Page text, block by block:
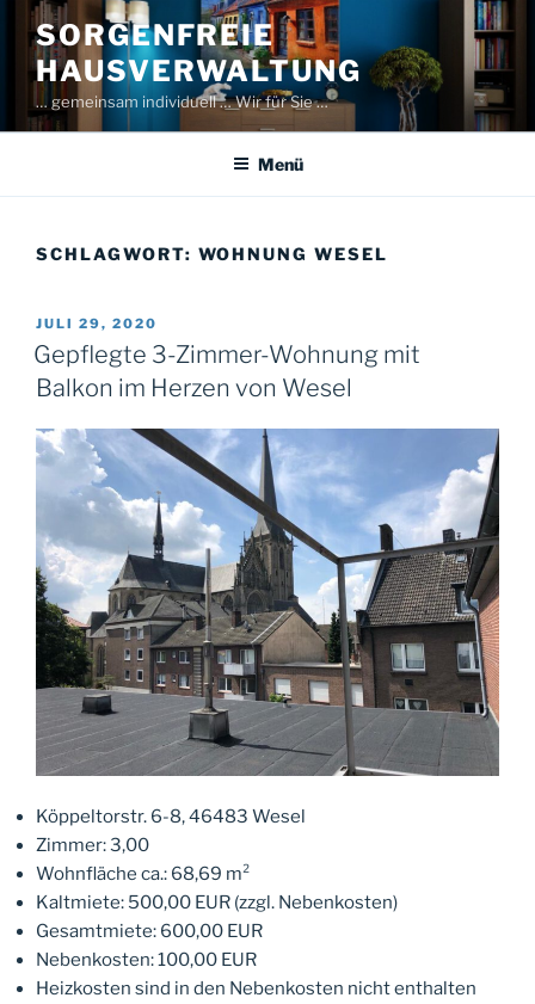
Zum
Inhalt
springen
SORGENFREIE
HAUSVERWALTUNG
… gemeinsam individuell … Wir für Sie …
Menü
SCHLAGWORT: WOHNUNG WESEL
VERÖFFENTLICHT
AM
JULI 29, 2020
Gepflegte 3-Zimmer-Wohnung mit
Balkon im Herzen von Wesel
Köppeltorstr. 6-8, 46483 Wesel
Zimmer: 3,00
Wohnfläche ca.: 68,69 m²
Kaltmiete: 500,00 EUR (zzgl. Nebenkosten)
Gesamtmiete: 600,00 EUR
Nebenkosten: 100,00 EUR
Heizkosten sind in den Nebenkosten nicht enthalten